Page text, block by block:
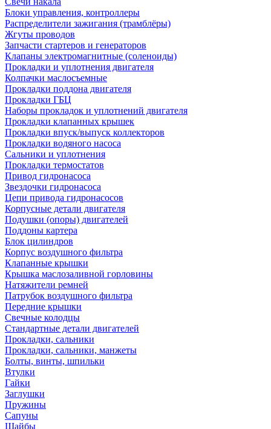
Блоки управления, контроллеры
Распределители зажигания (трамблёры)
Жгуты проводов
Запчасти стартеров и генераторов
Клапаны электромагнитные (соленоиды)
Прокладки и уплотнения двигателя
Колпачки маслосъемные
Прокладки поддона двигателя
Прокладки ГБЦ
Наборы прокладок и уплотнений двигателя
Прокладки клапанных крышек
Прокладки впуск/выпуск коллекторов
Прокладки водяного насоса
Сальники и уплотнения
Прокладки термостатов
Привод гидронасоса
Звездочки гидронасоса
Цепи привода гидронасосов
Корпусные детали двигателя
Подушки (опоры) двигателей
Поддоны картера
Блок цилиндров
Корпус воздушного фильтра
Клапанные крышки
Крышка маслозаливной горловины
Натяжители ремней
Патрубок воздушного фильтра
Передние крышки
Свечные колодцы
Стандартные детали двигателей
Прокладки, сальники
Прокладки, сальники, манжеты
Болты, винты, шпильки
Втулки
Гайки
Заглушки
Пружины
Сапуны
Шайбы